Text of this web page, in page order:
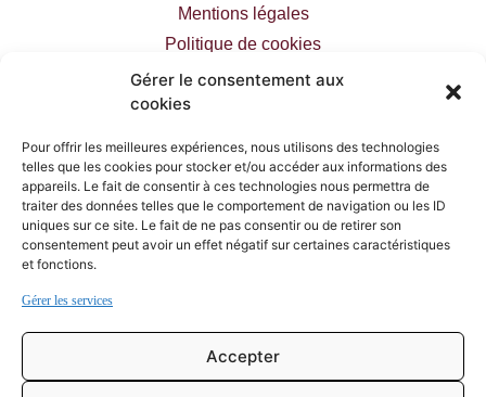
Gérer le consentement aux
cookies
Pour offrir les meilleures expériences, nous utilisons des technologies
telles que les cookies pour stocker et/ou accéder aux informations des
appareils. Le fait de consentir à ces technologies nous permettra de
traiter des données telles que le comportement de navigation ou les ID
uniques sur ce site. Le fait de ne pas consentir ou de retirer son
consentement peut avoir un effet négatif sur certaines caractéristiques
et fonctions.
Gérer les services
Accepter
Mentions légales
Politique de cookies
Déclaration de confidentialité
PLAN DU SITE
Accueil
Actualités